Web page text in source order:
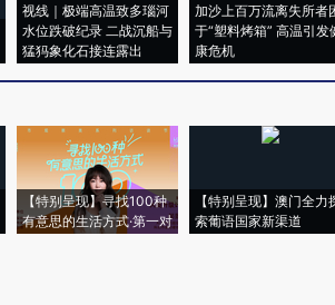
视线｜极端高温致多瑙河
水位跌破纪录 二战沉船与
猛犸象化石接连露出
加沙上百万流离失所者
于“塑料烤箱” 高温引发
康危机
【特别呈现】寻找100种
有意思的生活方式·第一对
【特别呈现】澳门全力
索葡语国家新渠道